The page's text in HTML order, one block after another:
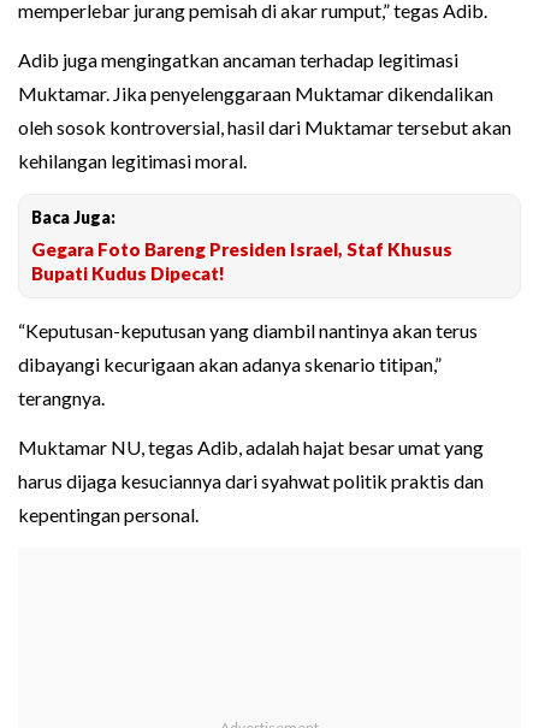
memperlebar jurang pemisah di akar rumput,” tegas Adib.
Adib juga mengingatkan ancaman terhadap legitimasi
Muktamar. Jika penyelenggaraan Muktamar dikendalikan
oleh sosok kontroversial, hasil dari Muktamar tersebut akan
kehilangan legitimasi moral.
Baca Juga:
Gegara Foto Bareng Presiden Israel, Staf Khusus
Bupati Kudus Dipecat!
“Keputusan-keputusan yang diambil nantinya akan terus
dibayangi kecurigaan akan adanya skenario titipan,”
terangnya.
Muktamar NU, tegas Adib, adalah hajat besar umat yang
harus dijaga kesuciannya dari syahwat politik praktis dan
kepentingan personal.